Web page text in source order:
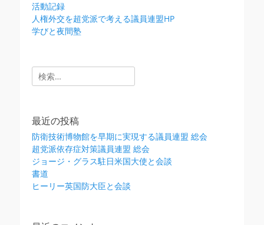
活動記録
人権外交を超党派で考える議員連盟HP
学びと夜間塾
検
索:
最近の投稿
防衛技術博物館を早期に実現する議員連盟 総会
超党派依存症対策議員連盟 総会
ジョージ・グラス駐日米国大使と会談
書道
ヒーリー英国防大臣と会談